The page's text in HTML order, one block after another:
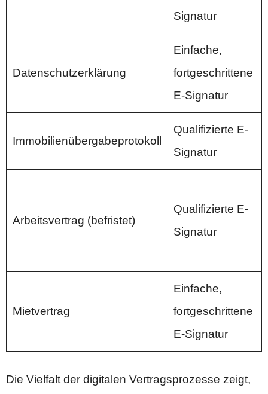
Signatur
Datenschutzerklärung
Einfache,
fortgeschrittene
E-Signatur
Immobilienübergabeprotokoll
Qualifizierte E-
Signatur
Arbeitsvertrag (befristet)
Qualifizierte E-
Signatur
Mietvertrag
Einfache,
fortgeschrittene
E-Signatur
Die Vielfalt der digitalen Vertragsprozesse zeigt,